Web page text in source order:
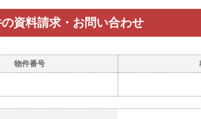
資料請求・お問い合わせ
物件番号